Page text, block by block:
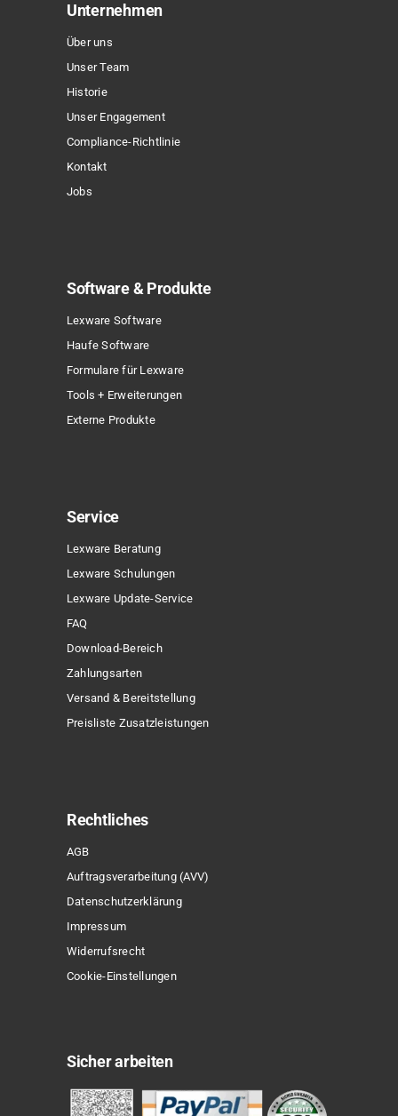
Unternehmen
Über uns
Unser Team
Historie
Unser Engagement
Compliance-Richtlinie
Kontakt
Jobs
Software & Produkte
Lexware Software
Haufe Software
Formulare für Lexware
Tools + Erweiterungen
Externe Produkte
Service
Lexware Beratung
Lexware Schulungen
Lexware Update-Service
FAQ
Download-Bereich
Zahlungsarten
Versand & Bereitstellung
Preisliste Zusatzleistungen
Rechtliches
AGB
Auftragsverarbeitung (AVV)
Datenschutzerklärung
Impressum
Widerrufsrecht
Cookie-Einstellungen
Sicher arbeiten